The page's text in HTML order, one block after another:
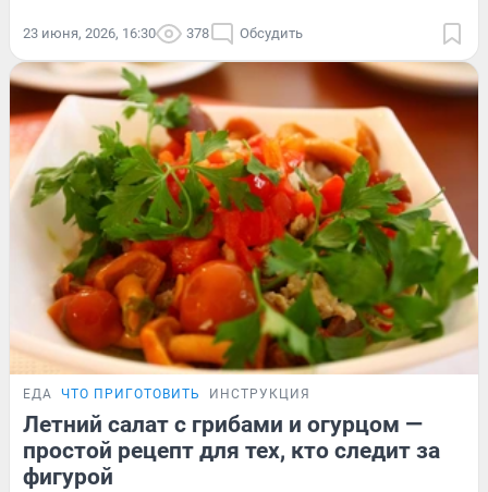
23 июня, 2026, 16:30 378 Обсудить
ЕДА ЧТО ПРИГОТОВИТЬ ИНСТРУКЦИЯ
Летний салат с грибами и огурцом —
простой рецепт для тех, кто следит за
фигурой